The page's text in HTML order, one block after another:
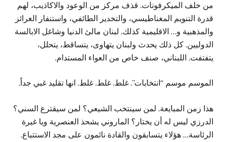
من خلف الميكرفونات. قذف مركز من الوعود والاكاذيب، لهم
قدرة التنويم المغناطيسي، والتخدير الطائفي، واستنفار الغرائز
والمذهبية و… الاقليمية كذلك. لبنان مالئ الدنيا وشاغل الابالسة
الدوليين. كل ذلك يحدث ولبنان يتهاوى، يتساقط، يتحلل،
يتفتفت. اللبناني، صنف خاص من العواء المستدام.
الموسم موسم “انتخابات”. غلط. غلط. غلط. انها تقليد غبي جداً.
هذا زمن المبايعة. لمن سينتخب الشيعي؟ لمن سيقترع السني؟
الدرزي ليس له أن يختار؟ الماروني يشحذ العنصرية ويا غيرة
الرئاسة… هؤلاء يتسابقون والقادة نائمون على مجد الاستتباع.